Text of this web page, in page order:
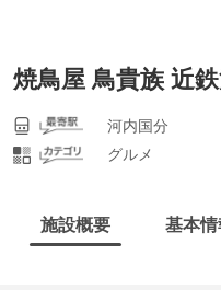
焼鳥屋 鳥貴族 近
河内国分
グルメ
施設概要 基本